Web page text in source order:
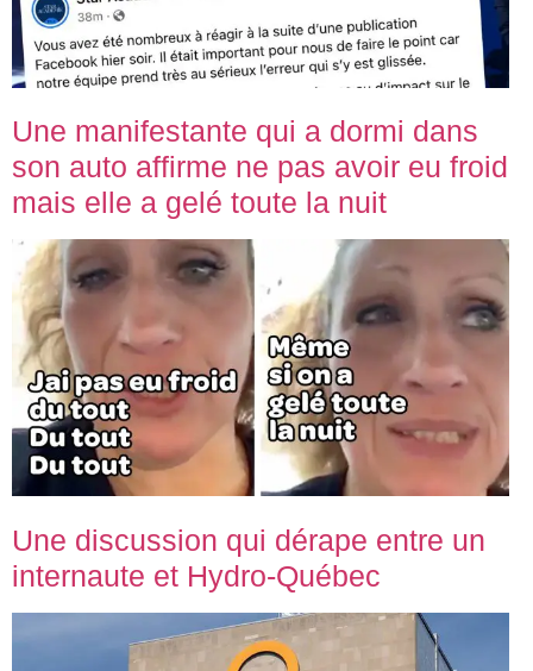
Une manifestante qui a dormi dans
son auto affirme ne pas avoir eu froid
mais elle a gelé toute la nuit
Une discussion qui dérape entre un
internaute et Hydro-Québec